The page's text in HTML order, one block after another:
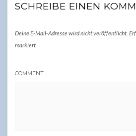
SCHREIBE EINEN
Deine E-Mail-Adresse wird nicht veröffentlicht.
markiert
COMMENT